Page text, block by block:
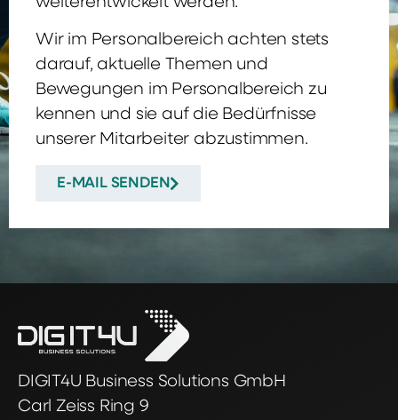
Wir im Personalbereich achten stets
darauf, aktuelle Themen und
Bewegungen im Personalbereich zu
kennen und sie auf die Bedürfnisse
unserer Mitarbeiter abzustimmen.
E-MAIL SENDEN
DIGIT4U Business Solutions GmbH
Carl Zeiss Ring 9